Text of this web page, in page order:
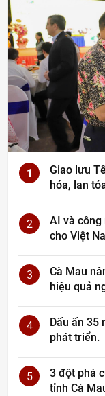
1
Giao lưu
hóa, lan
2
AI và công
cho Việt
3
Cà Mau
hiệu quả
4
Dấu ấn 35
phát triển.
5
3 đột phá
tỉnh Cà